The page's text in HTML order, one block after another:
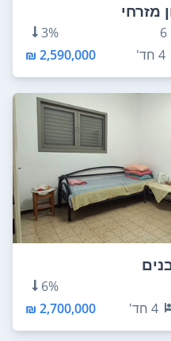
מזרחי
3%
4 חד' 2,590,000 ₪
6%
4 חד' 2,700,000 ₪